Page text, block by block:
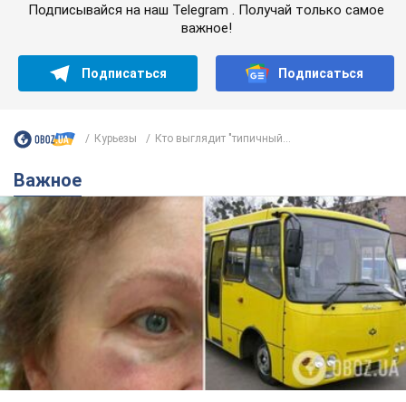
Подписывайся на наш Telegram . Получай только самое
важное!
Подписаться Подписаться
Курьезы Кто выглядит "типичный...
Важное